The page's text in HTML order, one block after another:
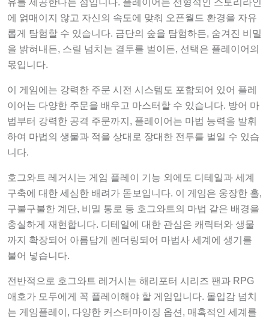
에 얽매이지 않고 자신의 속도에 맞춰 오픈월드 환경을 자유
롭게 탐험할 수 있습니다. 금단의 숲을 탐험하든, 숨겨진 비밀
을 밝혀내든, 스릴 넘치는 결투를 벌이든, 선택은 플레이어의
몫입니다.
이 게임에는 강력한 주문 시전 시스템도 포함되어 있어 플레
이어는 다양한 주문을 배우고 마스터할 수 있습니다. 방어 마
법부터 강력한 공격 주문까지, 플레이어는 마법 능력을 발휘
하여 마법의 생물과 적을 상대로 장대한 전투를 벌일 수 있습
니다.
호그와트 레거시는 게임 플레이 기능 외에도 디테일과 세계
구축에 대한 세심한 배려가 돋보입니다. 이 게임은 웅장한 홀,
구불구불한 계단, 비밀 통로 등 호그와트의 마법 같은 배경을
충실하게 재현합니다. 디테일에 대한 관심은 캐릭터와 생물
까지 확장되어 아름답게 렌더링되어 마법사 세계에 생기를
불어 넣습니다.
전반적으로 호그와트 레거시는 해리포터 시리즈 팬과 RPG
애호가 모두에게 꼭 플레이해야 할 게임입니다. 몰입감 넘치
는 게임플레이, 다양한 커스터마이징 옵션, 매혹적인 세계를